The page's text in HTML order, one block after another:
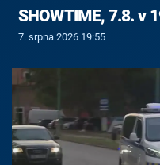
SHOWTIME, 7.8. v
7. srpna 2026 19:55